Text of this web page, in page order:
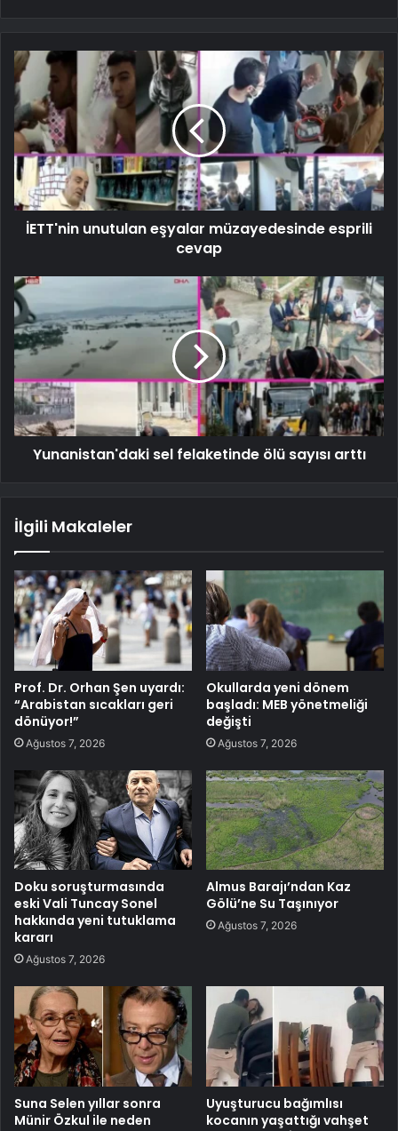
İETT'nin unutulan eşyalar müzayedesinde esprili
cevap
Yunanistan'daki sel felaketinde ölü sayısı arttı
İlgili Makaleler
Prof. Dr. Orhan Şen uyardı:
“Arabistan sıcakları geri
dönüyor!”
Ağustos 7, 2026
Okullarda yeni dönem
başladı: MEB yönetmeliği
değişti
Ağustos 7, 2026
Doku soruşturmasında
eski Vali Tuncay Sonel
hakkında yeni tutuklama
kararı
Ağustos 7, 2026
Almus Barajı’ndan Kaz
Gölü’ne Su Taşınıyor
Ağustos 7, 2026
Suna Selen yıllar sonra
Münir Özkul ile neden
Uyuşturucu bağımlısı
kocanın yaşattığı vahşet